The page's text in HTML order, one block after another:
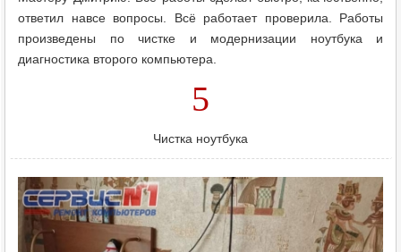
ответил навсе вопросы. Всё работает проверила. Работы
произведены по чистке и модернизации ноутбука и
диагностика второго компьютера.
5
Чистка ноутбука